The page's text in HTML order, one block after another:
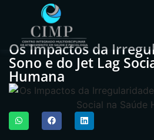
Os Impactos da
Sono e do Jet Lag
Humana